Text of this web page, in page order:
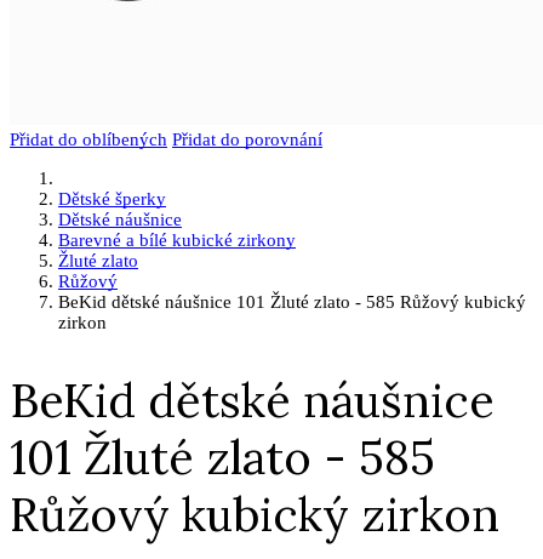
Přidat do oblíbených Přidat do porovnání
Dětské šperky
Dětské náušnice
Barevné a bílé kubické zirkony
Žluté zlato
Růžový
BeKid dětské náušnice 101 Žluté zlato - 585 Růžový kubický
zirkon
BeKid dětské náušnice
101 Žluté zlato - 585
Růžový kubický zirkon